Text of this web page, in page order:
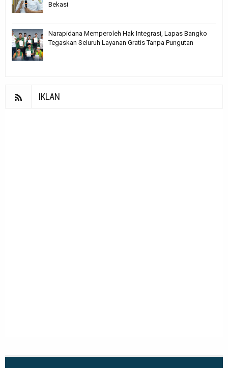
Bekasi
Narapidana Memperoleh Hak Integrasi, Lapas Bangko
Tegaskan Seluruh Layanan Gratis Tanpa Pungutan
IKLAN